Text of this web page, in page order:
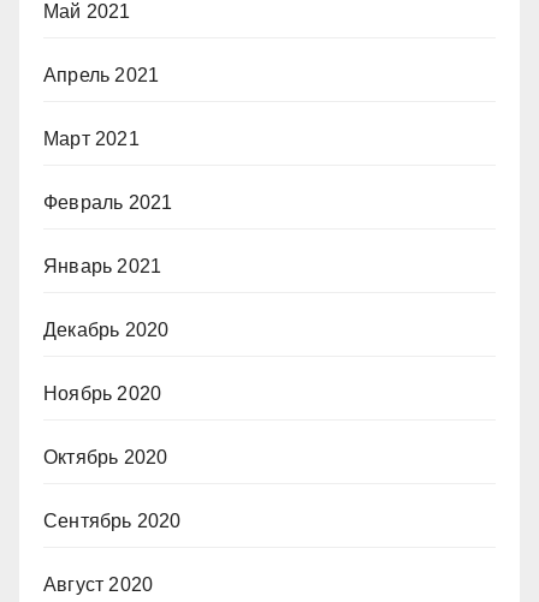
Май 2021
Апрель 2021
Март 2021
Февраль 2021
Январь 2021
Декабрь 2020
Ноябрь 2020
Октябрь 2020
Сентябрь 2020
Август 2020